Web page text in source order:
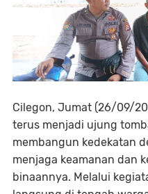
Cilegon, Jumat (26/09/
terus menjadi ujung
membangun kedekatan
menjaga keamanan dan
binaannya. Melalui